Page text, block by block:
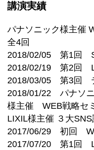
講演実績
パナソニック様主催
全4回
2018/02/05 第1回
2018/02/19 第2回
2018/03/05 第3回
2018/01/22 パナソ
様主催 WEB戦略セ
LIXIL様主催 ３大
2017/06/29 初回
2017/07/20 第1回